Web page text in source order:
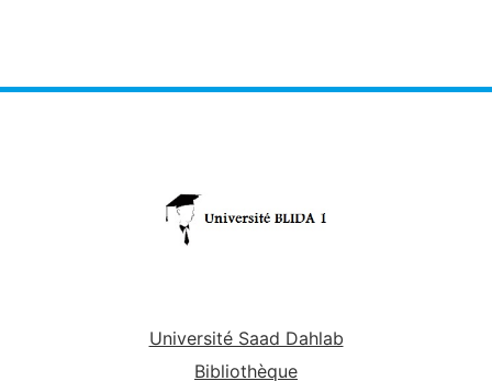
Université Saad Dahlab
Bibliothèque